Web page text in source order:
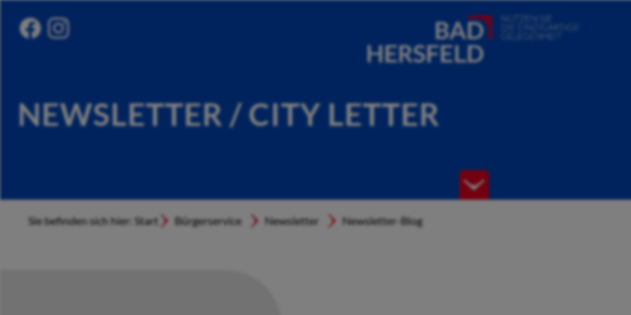
NEWSLETTER / CITY LETTER
Sie befinden sich hier: Start Bürgerservice Newsletter Newsletter-Blog